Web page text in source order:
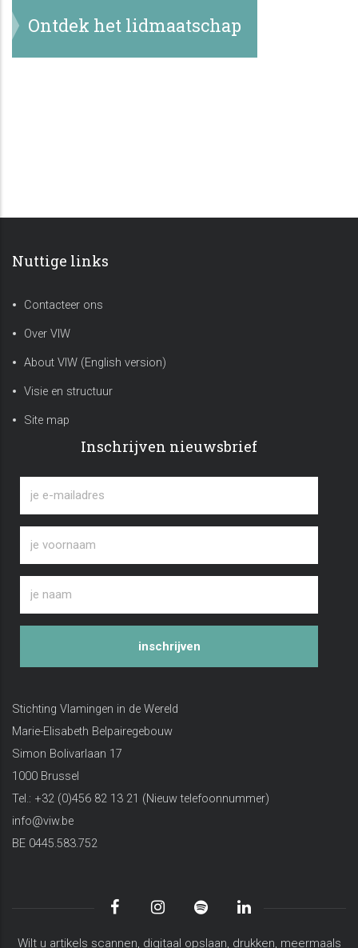
Ontdek het lidmaatschap
Nuttige links
Contacteer ons
Over VIW
About VIW (English version)
Visie en structuur
Site map
Inschrijven nieuwsbrief
inschrijven
Stichting Vlamingen in de Wereld
Marie-Elisabeth Belpairegebouw
Simon Bolivarlaan 17
1000 Brussel
Tel.: +32 (0)456 82 13 21 (Nieuw telefoonnummer)
info@viw.be
BE 0445.583.752
Wilt u artikels scannen, digitaal opslaan, drukken, meermaals